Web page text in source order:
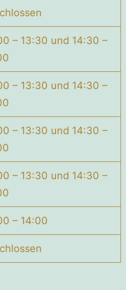
– 13:30 und 14:30 –
– 13:30 und 14:30 –
– 13:30 und 14:30 –
– 13:30 und 14:30 –
– 14:00